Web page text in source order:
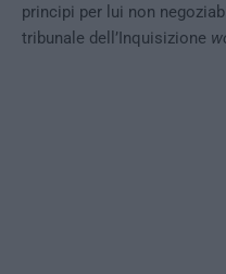
principi per lui non
tribunale dell’Inquisizione